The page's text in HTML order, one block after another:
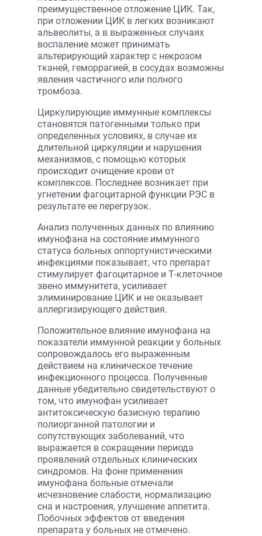
преимущественное отложение ЦИК. Так,
при отложении ЦИК в легких возникают
альвеолиты, а в выраженных случаях
воспаление может принимать
альтерирующий характер с некрозом
тканей, геморрагией, в сосудах возможны
явления частичного или полного
тромбоза.
Циркулирующие иммунные комплексы
становятся патогенными только при
определенных условиях, в случае их
длительной циркуляции и нарушения
механизмов, с помощью которых
происходит очищение крови от
комплексов. Последнее возникает при
угнетении фагоцитарной функции РЭС в
результате ее перегрузок.
Анализ полученных данных по влиянию
имунофана на состояние иммунного
статуса больных оппортунистическими
инфекциями показывает, что препарат
стимулирует фагоцитарное и Т-клеточное
звено иммунитета, усиливает
элиминирование ЦИК и не оказывает
аллергизирующего действия.
Положительное влияние имунофана на
показатели иммунной реакции у больных
сопровождалось его выраженным
действием на клиническое течение
инфекционного процесса. Полученные
данные убедительно свидетельствуют о
том, что имунофан усиливает
антитоксическую базисную терапию
полиорганной патологии и
сопутствующих заболеваний, что
выражается в сокращении периода
проявлений отдельных клинических
синдромов. На фоне применения
имунофана больные отмечали
исчезновение слабости, нормализацию
сна и настроения, улучшение аппетита.
Побочных эффектов от введения
препарата у больных не отмечено.